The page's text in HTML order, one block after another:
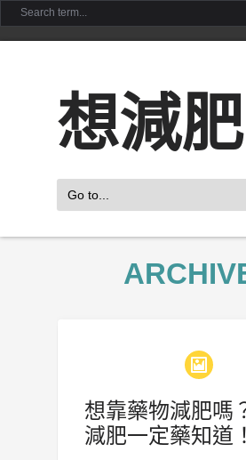
想減
想靠藥物減肥嗎
減肥一定藥知道！